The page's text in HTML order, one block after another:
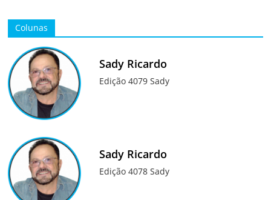
Colunas
Sady Ricardo
Edição 4079 Sady
Sady Ricardo
Edição 4078 Sady